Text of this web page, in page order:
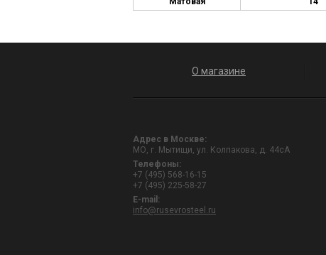
О магазине
Адрес в Москве:
МО, г. Мытищи, ул. Колпакова, д. 44сА
Телефоны:
+7 (495) 568-16-15
+7 (495) 225-58-27
E-mail:
info@rusevrosteel.ru